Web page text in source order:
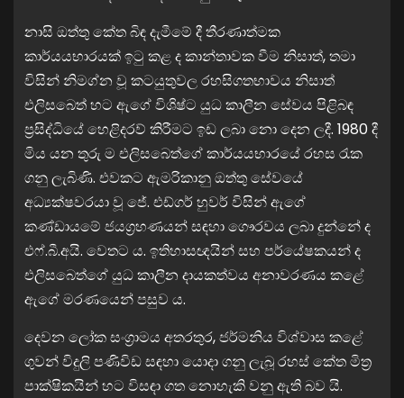
නාසි ඔත්තු කේත බිඳ දැමීමේ දී තීරණාත්මක
කාර්යයභාරයක් ඉටු කළ ද කාන්තාවක වීම නිසාත්, තමා
විසින් නිමග්න වූ කටයුතුවල රහසිගතභාවය නිසාත්
එලිසබෙත් හට ඇගේ විශිෂ්ට යුධ කාලීන සේවය පිළිබඳ
ප්‍රසිද්ධියේ හෙළිදරව් කිරීමට ඉඩ ලබා නො දෙන ලදී. 1980 දී
මිය යන තුරු ම එලිසබෙත්ගේ කාර්යයභාරයේ රහස රැක
ගනු ලැබිණි. එවක‌ට ඇමරිකානු ඔත්තු සේවයේ
අධ්‍යක්ෂවරයා වූ ජේ. එඩ්ගර් හුවර් විසින් ඇගේ
කණ්ඩායමේ ජයග්‍රහණයන් සඳහා ගෞරවය ලබා දුන්නේ ද
එෆ්.බී.අයි. වෙතට ය. ඉතිහාසඥයින් සහ පර්යේෂකයන් ද
එලිසබෙත්ගේ යුධ කාලීන දායකත්වය අනාවරණය කළේ
ඇගේ මරණයෙන් පසුව ය.
දෙවන ලෝක සංග්‍රාමය අතරතුර, ජර්මනිය විශ්වාස කළේ
ගුවන් විදුලි පණිවිඩ සඳහා යොදා ගනු ලැබූ රහස් කේත මිත්‍ර
පාක්ෂිකයින් හට විසඳා ගත නොහැකි වනු ඇති බව යි.